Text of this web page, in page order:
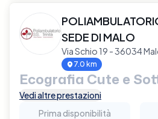
SEDE DI MALO
Via Schio 19 - 36034
7.0 km
Ecografia Cute e
Vedi altre prestazioni
Prima disponibilità